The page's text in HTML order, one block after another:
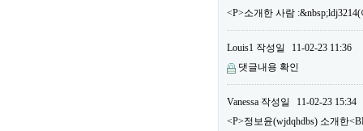
<P>소개한 사람
Louis1 작성일
11-02-23 11:36
댓글내용 확인
Vanessa 작성일
11-02-23 15:34
<P>정보윤(wjdqhdbs) 소개한